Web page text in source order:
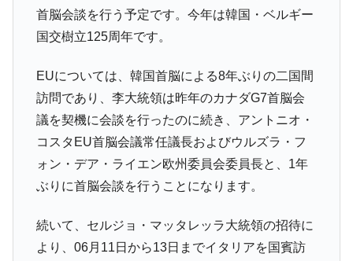
首脳会談を行う予定です。今年は韓国・ベルギー
国交樹立125周年です。
EUについては、韓国首脳による8年ぶりの二国間
訪問であり、李大統領は昨年のカナダG7首脳会
議を契機に会談を行ったのに続き、アントニオ・
コスタEU首脳会議常任議長およびウルズラ・フ
ォン・デア・ライエン欧州委員会委員長と、1年
ぶりに首脳会談を行うことになります。
続いて、セルジョ・マッタレッラ大統領の招待に
より、06月11日から13日までイタリアを国賓訪